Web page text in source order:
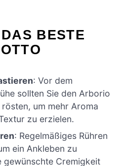
BESTE
: Vor dem
sollten Sie den Arborio
um mehr Aroma
zu erzielen.
: Regelmäßiges Rühren
ein Ankleben zu
gewünschte Cremigkeit